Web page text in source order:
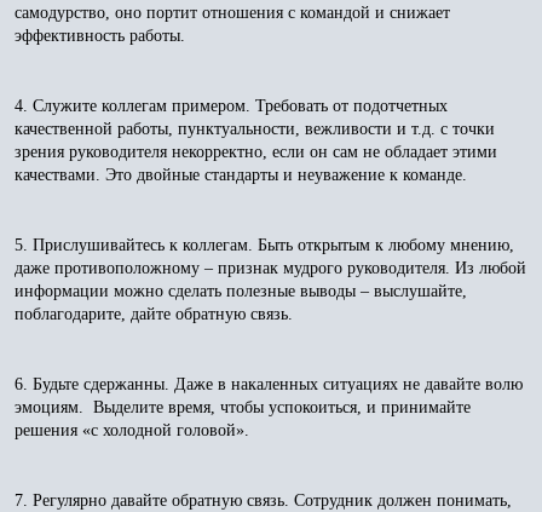
самодурство, оно портит отношения с командой и снижает
эффективность работы.
4. Служите коллегам примером. Требовать от подотчетных
качественной работы, пунктуальности, вежливости и т.д. с точки
зрения руководителя некорректно, если он сам не обладает этими
качествами. Это двойные стандарты и неуважение к команде.
5. Прислушивайтесь к коллегам. Быть открытым к любому мнению,
даже противоположному – признак мудрого руководителя. Из любой
информации можно сделать полезные выводы – выслушайте,
поблагодарите, дайте обратную связь.
6. Будьте сдержанны. Даже в накаленных ситуациях не давайте волю
эмоциям. Выделите время, чтобы успокоиться, и принимайте
решения «с холодной головой».
7. Регулярно давайте обратную связь. Сотрудник должен понимать,